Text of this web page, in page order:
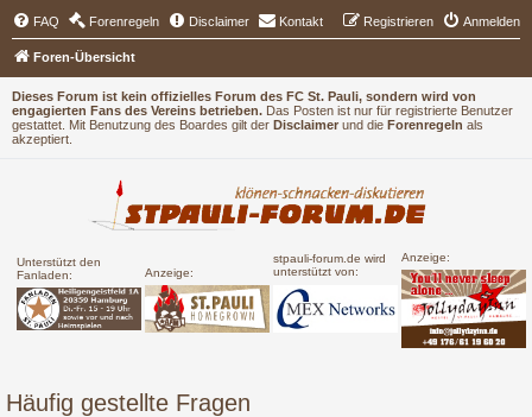
Dieses Forum ist kein offizielles Forum des FC St. Pauli, sondern wird von
engagierten Fans des Vereins betrieben. Das Posten ist nur für registrierte Benutzer
gestattet. Mit Benutzung des Boardes gilt der Disclaimer und die Forenregeln als
akzeptiert.
Unterstützt den
Fanladen:
Anzeige:
stpauli-forum.de wird
unterstützt von:
Anzeige:
FAQ Forenregeln Disclaimer Kontakt Anmelden
Registrieren
Foren-Übersicht
Häufig gestellte Fragen